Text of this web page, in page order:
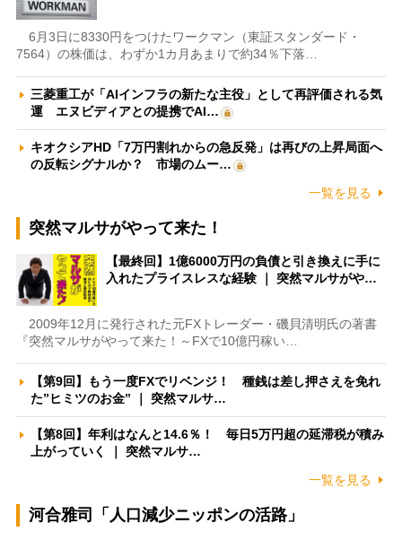
6月3日に8330円をつけたワークマン（東証スタンダード・
7564）の株価は、わずか1カ月あまりで約34％下落…
三菱重工が「AIインフラの新たな主役」として再評価される気
運 エヌビディアとの提携でAI…
キオクシアHD「7万円割れからの急反発」は再びの上昇局面へ
の反転シグナルか？ 市場のムー…
一覧を見る
突然マルサがやって来た！
【最終回】1億6000万円の負債と引き換えに手に
入れたプライスレスな経験 ｜ 突然マルサがや…
2009年12月に発行された元FXトレーダー・磯貝清明氏の著書
『突然マルサがやって来た！～FXで10億円稼い…
【第9回】もう一度FXでリベンジ！ 種銭は差し押さえを免れ
た”ヒミツのお金” ｜ 突然マルサ…
【第8回】年利はなんと14.6％！ 毎日5万円超の延滞税が積み
上がっていく ｜ 突然マルサ…
一覧を見る
河合雅司「人口減少ニッポンの活路」